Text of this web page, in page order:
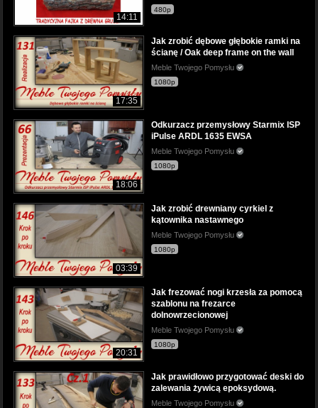
14:11
480p
17:35
Jak zrobić dębowe głębokie ramki na
ścianę / Oak deep frame on the wall
Meble Twojego Pomysłu
1080p
18:06
Odkurzacz przemysłowy Starmix ISP
iPulse ARDL 1635 EWSA
Meble Twojego Pomysłu
1080p
03:39
Jak zrobić drewniany cyrkiel z
kątownika nastawnego
Meble Twojego Pomysłu
1080p
20:31
Jak frezować nogi krzesła za pomocą
szablonu na frezarce
dolnowrzecionowej
Meble Twojego Pomysłu
1080p
Jak prawidłowo przygotować deski do
zalewania żywicą epoksydową.
Meble Twojego Pomysłu